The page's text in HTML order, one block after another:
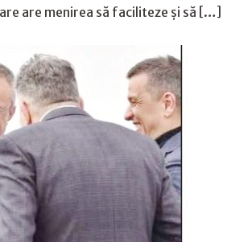
are menirea să faciliteze și să […]